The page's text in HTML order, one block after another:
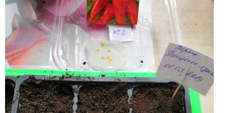
Посев осуществляю в мини-тепличку с ячейками.
Использую грунт для томатов и перцев фирмы Фаско.
Проливаю грунт Фитоспорином.